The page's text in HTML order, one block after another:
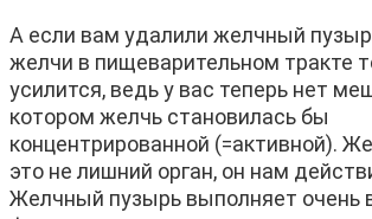
А если вам удалили желчный
желчи в пищеварительном тракте
усилится, ведь у вас теперь нет
котором желчь становилась бы
концентрированной (=активной).
это не лишний орган, он нам
Желчный пузырь выполняет очень